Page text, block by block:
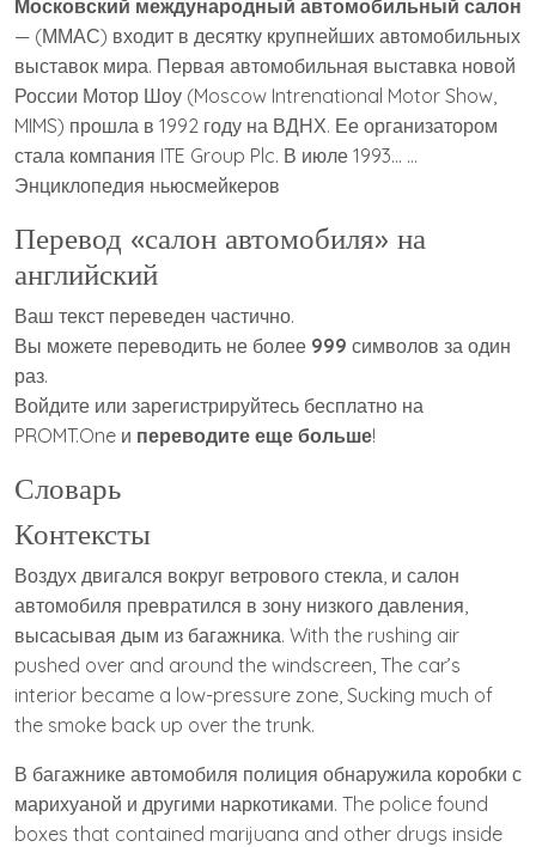
Московский международный автомобильный салон
— (ММАС) входит в десятку крупнейших автомобильных
выставок мира. Первая автомобильная выставка новой
России Мотор Шоу (Moscow Intrenational Motor Show,
MIMS) прошла в 1992 году на ВДНХ. Ее организатором
стала компания ITE Group Plc. В июле 1993… …
Энциклопедия ньюсмейкеров
Перевод «салон автомобиля» на
английский
Ваш текст переведен частично.
Вы можете переводить не более 999 символов за один
раз.
Войдите или зарегистрируйтесь бесплатно на
PROMT.One и переводите еще больше!
Словарь
Контексты
Воздух двигался вокруг ветрового стекла, и салон
автомобиля превратился в зону низкого давления,
высасывая дым из багажника. With the rushing air
pushed over and around the windscreen, The car’s
interior became a low-pressure zone, Sucking much of
the smoke back up over the trunk.
В багажнике автомобиля полиция обнаружила коробки с
марихуаной и другими наркотиками. The police found
boxes that contained marijuana and other drugs inside